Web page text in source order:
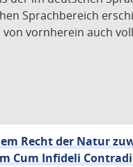
Sprachbereich
vornherein auch
Recht der Natur
Cum Infideli